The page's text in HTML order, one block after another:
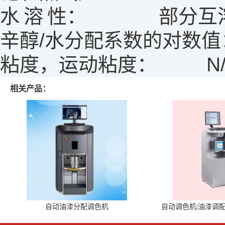
水 溶 性：
部分互
辛醇/水分配系数的对数
粘度，运动粘度：
相关产品：
自动油漆分配调色机 自动调色机|油漆调